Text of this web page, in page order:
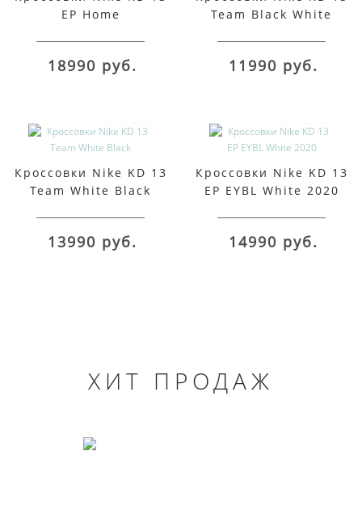
EP Home
18990 руб.
Team Black White
11990 руб.
Кроссовки Nike KD 13
Team White Black
13990 руб.
Кроссовки Nike KD 13
EP EYBL White 2020
14990 руб.
ХИТ ПРОДАЖ